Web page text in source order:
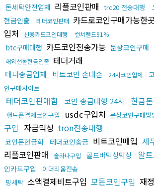
돈세탁안전업체 리플코인판매 trc20 전송대행
현금인출
테더코인판매 카드로코인구매가능한곳
입처
신용카드코인대행 컬쳐랜드91%
btc구매대행 카드코인전송가능 문상코인구매
해외선물현금인출 테더거래
테더송금업체 비트코인 손대손 24시코인업체
인구매사이트
테더코인판매함 코인 송금대행 24시 현금
핸드폰결제코인구입 usdc구입처 문상코인구매방
구입 자금믹싱 tron전송대행
코인돈현금화 테더코인송금 비트코인매입 세
리플코인판매
솔라나구입 골드바믹싱믹싱 알
인카드구입
이더리움전송
핑세탁 소액결제비트구입 모든코인구입 재